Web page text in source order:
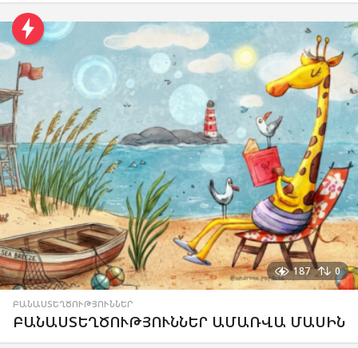
187 0
ԲԱՆԱՍՏԵՂԾՈՒԹՅՈՒՆՆԵՐ
ԲԱՆԱՍՏԵՂԾՈՒԹՅՈՒՆՆԵՐ ԱՄԱՌՎԱ ՄԱՍԻՆ